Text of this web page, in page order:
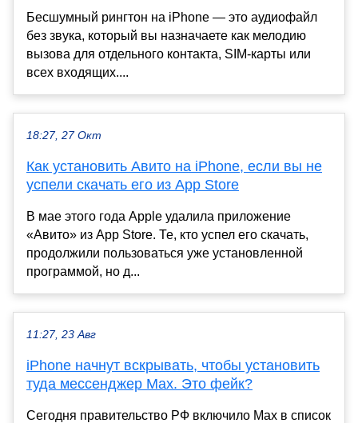
Бесшумный рингтон на iPhone — это аудиофайл
без звука, который вы назначаете как мелодию
вызова для отдельного контакта, SIM-карты или
всех входящих....
18:27, 27 Окт
Как установить Авито на iPhone, если вы не
успели скачать его из App Store
В мае этого года Apple удалила приложение
«Авито» из App Store. Те, кто успел его скачать,
продолжили пользоваться уже установленной
программой, но д...
11:27, 23 Авг
iPhone начнут вскрывать, чтобы установить
туда мессенджер Max. Это фейк?
Сегодня правительство РФ включило Max в список